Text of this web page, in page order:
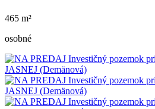
465 m²
osobné